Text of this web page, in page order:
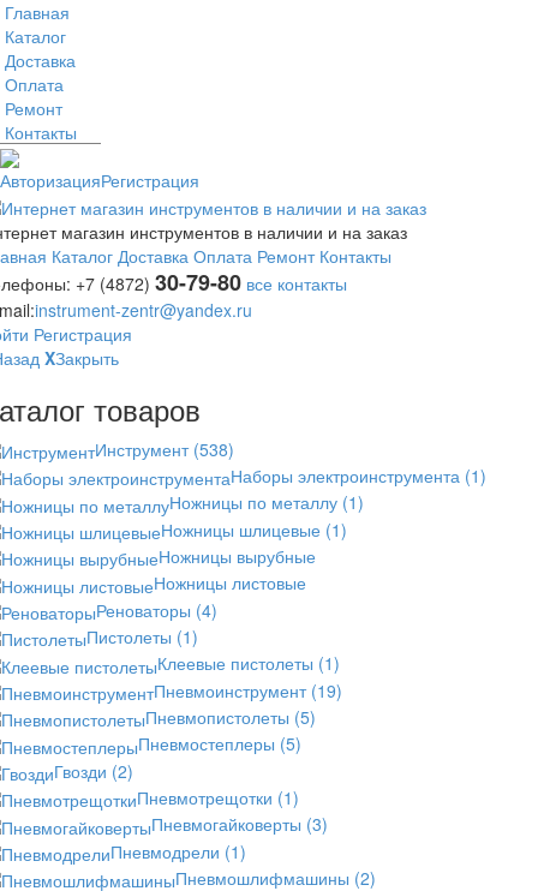
Главная
Каталог
Доставка
Оплата
Ремонт
Контакты
АвторизацияРегистрация
магазин инструментов в наличии и на заказ
Каталог Доставка Оплата Ремонт Контакты
+7 (4872) 30-79-80 все контакты
instrument-zentr@yandex.ru
Регистрация
XЗакрыть
товаров
Инструмент (538)
Наборы электроинструмента (1)
Ножницы по металлу (1)
Ножницы шлицевые (1)
Ножницы вырубные
Ножницы листовые
Реноваторы (4)
Пистолеты (1)
Клеевые пистолеты (1)
Пневмоинструмент (19)
Пневмопистолеты (5)
Пневмостеплеры (5)
Гвозди (2)
Пневмотрещотки (1)
Пневмогайковерты (3)
Пневмодрели (1)
Пневмошлифмашины (2)